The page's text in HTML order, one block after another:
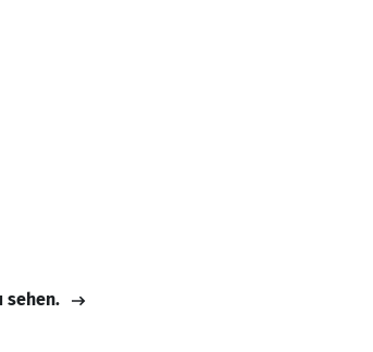
sehen.